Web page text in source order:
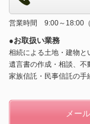
営業時間 9:00～18:00
●お取扱い業務
相続による土地・建物と
遺言書の作成・相談、不
家族信託・民事信託の手
メー